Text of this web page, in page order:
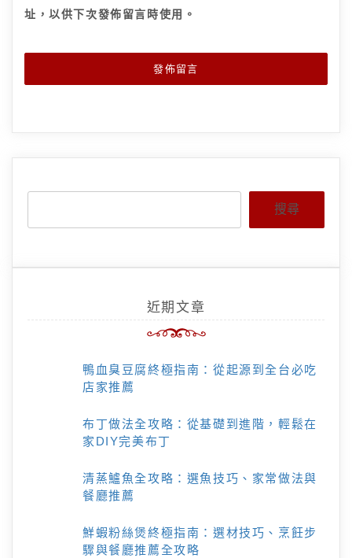
址，以供下次發佈留言時使用。
搜尋
近期文章
鴨血臭豆腐終極指南：從起源到全台必吃
店家推薦
布丁做法全攻略：從基礎到進階，輕鬆在
家DIY完美布丁
清蒸鱸魚全攻略：選魚技巧、家常做法與
餐廳推薦
鮮蝦粉絲煲終極指南：選材技巧、烹飪步
驟與餐廳推薦全攻略